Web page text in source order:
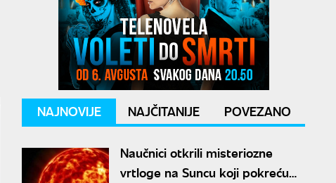
NAJNOVIJE NAJČITANIJE POVEZANO
Naučnici otkrili misteriozne
vrtloge na Suncu koji pokreću